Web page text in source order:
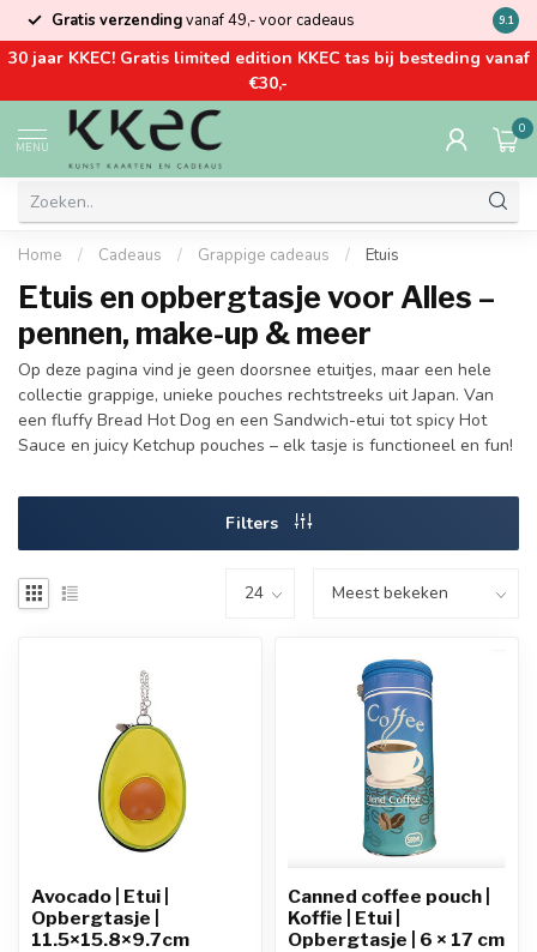
Gratis verzendingvanaf 49,- voor cadeaus Kom
9.1
30 jaar KKEC! Gratis limited edition KKEC tas bij besteding vanaf
€30,-
MENU
0
Home / Cadeaus / Grappige cadeaus / Etuis
Etuis en opbergtasje voor Alles –
pennen, make-up & meer
Op deze pagina vind je geen doorsnee etuitjes, maar een hele
collectie grappige, unieke pouches rechtstreeks uit Japan. Van
een fluffy Bread Hot Dog en een Sandwich-etui tot spicy Hot
Sauce en juicy Ketchup pouches – elk tasje is functioneel en fun!
Filters
Avocado | Etui |
Opbergtasje |
11.5×15.8×9.7cm
Canned coffee pouch |
Koffie | Etui |
Opbergtasje | 6 × 17 cm